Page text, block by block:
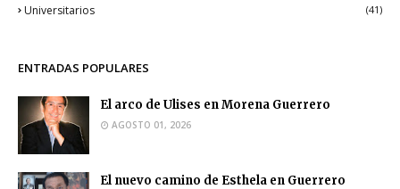
Universitarios (41)
ENTRADAS POPULARES
El arco de Ulises en Morena Guerrero
AGOSTO 01, 2026
El nuevo camino de Esthela en Guerrero